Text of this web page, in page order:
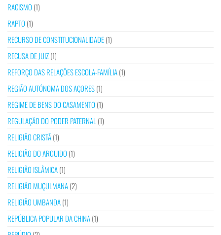
RACISMO (1)
RAPTO (1)
RECURSO DE CONSTITUCIONALIDADE(1)
RECUSA DE JUIZ(1)
REFORÇO DAS RELAÇÕES ESCOLA-FAMÍLIA(1)
REGIÃO AUTÓNOMA DOS AÇORES(1)
REGIME DE BENS DO CASAMENTO (1)
REGULAÇÃO DO PODER PATERNAL (1)
RELIGIÃO CRISTÃ(1)
RELIGIÃO DO ARGUIDO (1)
RELIGIÃO ISLÂMICA(1)
RELIGIÃO MUÇULMANA(2)
RELIGIÃO UMBANDA(1)
REPÚBLICA POPULAR DA CHINA(1)